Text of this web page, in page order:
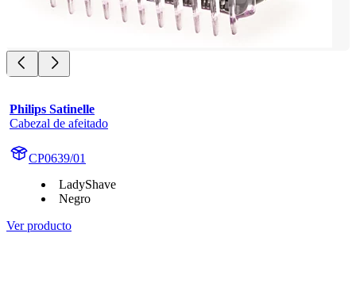
Philips Satinelle
Cabezal de afeitado
CP0639/01
LadyShave
Negro
Ver producto